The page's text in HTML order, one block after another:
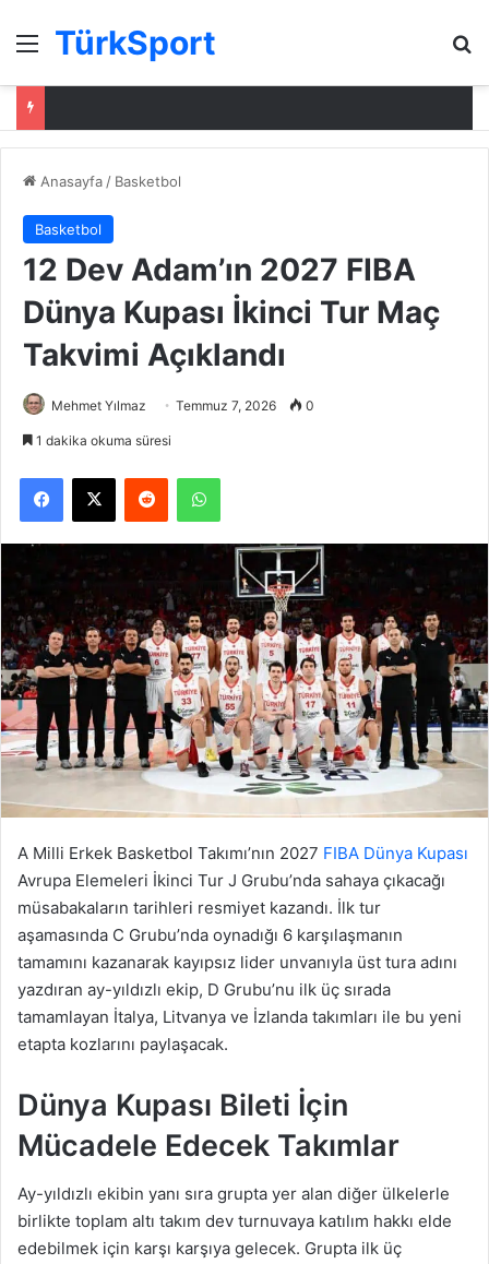
Menü
TürkSport
Anasayfa / Basketbol
Basketbol
12 Dev Adam’ın 2027 FIBA
Dünya Kupası İkinci Tur Maç
Takvimi Açıklandı
Mehmet Yılmaz Temmuz 7, 2026 0
1 dakika okuma süresi
Facebook
X Reddit WhatsApp
A Milli Erkek Basketbol Takımı’nın 2027 FIBA Dünya Kupası
Avrupa Elemeleri İkinci Tur J Grubu’nda sahaya çıkacağı
müsabakaların tarihleri resmiyet kazandı. İlk tur
aşamasında C Grubu’nda oynadığı 6 karşılaşmanın
tamamını kazanarak kayıpsız lider unvanıyla üst tura adını
yazdıran ay-yıldızlı ekip, D Grubu’nu ilk üç sırada
tamamlayan İtalya, Litvanya ve İzlanda takımları ile bu yeni
etapta kozlarını paylaşacak.
Dünya Kupası Bileti İçin
Mücadele Edecek Takımlar
Ay-yıldızlı ekibin yanı sıra grupta yer alan diğer ülkelerle
birlikte toplam altı takım dev turnuvaya katılım hakkı elde
edebilmek için karşı karşıya gelecek. Grupta ilk üç